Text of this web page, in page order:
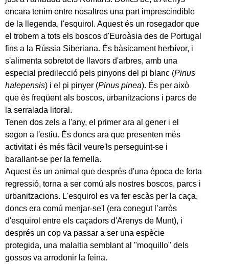
encara tenim entre nosaltres una part imprescindible
de la llegenda, l'esquirol. Aquest és un rosegador que
el trobem a tots els boscos d'Euroàsia des de Portugal
fins a la Rússia Siberiana. És bàsicament herbívor, i
s'alimenta sobretot de llavors d'arbres, amb una
especial predilecció pels pinyons del pi blanc (Pinus
halepensis) i el pi pinyer (Pinus pinea). És per això
que és freqüent als boscos, urbanitzacions i parcs de
la serralada litoral.
Tenen dos zels a l'any, el primer ara al gener i el
segon a l'estiu. És doncs ara que presenten més
activitat i és més fàcil veure'ls perseguint-se i
barallant-se per la femella.
Aquest és un animal que després d'una època de forta
regressió, torna a ser comú als nostres boscos, parcs i
urbanitzacions. L'esquirol es va fer escàs per la caça,
doncs era comú menjar-se'l (era conegut l’arròs
d'esquirol entre els caçadors d'Arenys de Munt), i
després un cop va passar a ser una espècie
protegida, una malaltia semblant al "moquillo" dels
gossos va arrodonir la feina.